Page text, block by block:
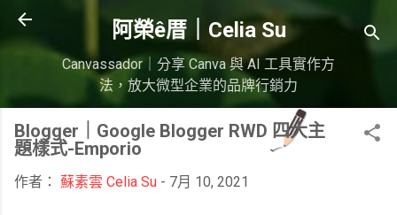
跳到主要內容
阿榮ê厝｜Celia Su
Canvassador｜分享 Canva 與 AI 工具實作方
法，放大微型企業的品牌行銷力
Blogger｜Google Blogger RWD 四大主
題樣式-Emporio
作者： 蘇素雲 Celia Su - 7月 10, 2021